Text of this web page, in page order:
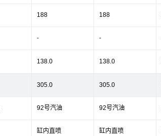
188 188
- -
138.0 138.0
305.0 305.0
92号汽油 92号汽油
缸内直喷 缸内直喷